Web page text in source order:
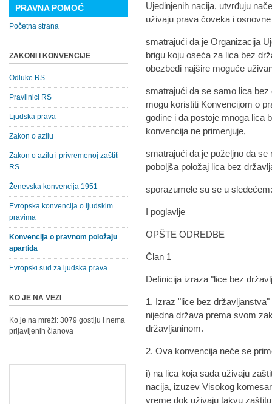
Ujedinjenih nacija, utvrđuju
uživaju prava čoveka i
smatrajući da je Organizacija
brigu koju oseća za lica bez
obezbedi najšire moguće
smatrajući da se samo lica
mogu koristiti Konvencijom o
godine i da postoje mnoga lica
konvencija ne primenjuje,
smatrajući da je poželjno da
poboljša položaj lica bez
sporazumele su se u
I poglavlje
OPŠTE ODREDBE
Član 1
Definicija izraza "lice bez
1. Izraz "lice bez
nijedna država prema svom
državljaninom.
2. Ova konvencija neće se
i) na lica koja sada uživaju
nacija, izuzev Visokog
vreme dok uživaju takvu
PRAVNA POMOĆ
Početna strana
ZAKONI I KONVENCIJE
Odluke RS
Pravilnici RS
Ljudska prava
Zakon o azilu
Zakon o azilu i privremenoj zaštiti
RS
Ženevska konvencija 1951
Evropska konvencija o ljudskim
pravima
Konvencija o pravnom položaju
apartida
Evropski sud za ljudska prava
KO JE NA VEZI
Ko je na mreži: 3079 gostiju i nema
prijavljenih članova